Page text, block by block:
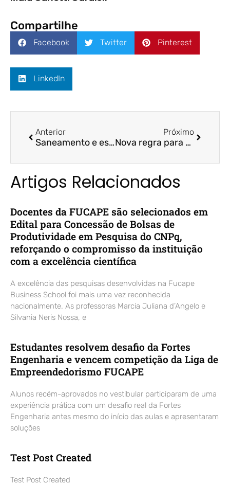
Compartilhe
Facebook Twitter Pinterest
LinkedIn
Anterior
Saneamento e esgotamento sanitário longe da universalização/ Es Brasil/ Prof. Dra. Arilda Teixeira
Próximo
Nova regra para 28 mil que trabalham para aplicativos/ A Tribuna/ Prof. Dr. Felipe Storch
Artigos Relacionados
Docentes da FUCAPE são selecionados em
Edital para Concessão de Bolsas de
Produtividade em Pesquisa do CNPq,
reforçando o compromisso da instituição
com a excelência científica
A excelência das pesquisas desenvolvidas na Fucape
Business School foi mais uma vez reconhecida
nacionalmente. As professoras Marcia Juliana d’Angelo e
Silvania Neris Nossa, e
Estudantes resolvem desafio da Fortes
Engenharia e vencem competição da Liga de
Empreendedorismo FUCAPE
Alunos recém-aprovados no vestibular participaram de uma
experiência prática com um desafio real da Fortes
Engenharia antes mesmo do início das aulas e apresentaram
soluções
Test Post Created
Test Post Created